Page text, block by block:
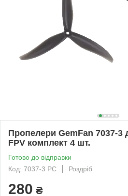
Пропелери GemFan 7037-3
FPV комплект 4 шт.
Готово до відправки
Код: 7037-3 PC
Роздріб
280 ₴